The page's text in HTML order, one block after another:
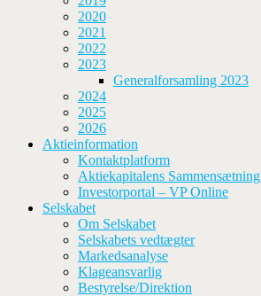
2020
2021
2022
2023
Generalforsamling 2023
2024
2025
2026
Aktieinformation
Kontaktplatform
Aktiekapitalens Sammensætning
Investorportal – VP Online
Selskabet
Om Selskabet
Selskabets vedtægter
Markedsanalyse
Klageansvarlig
Bestyrelse/Direktion